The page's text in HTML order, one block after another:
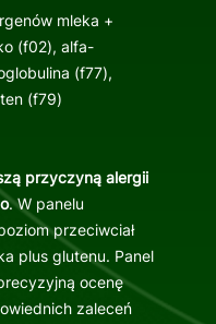
mleka +
(f02), alfa-
(f77),
(f79)
przyczyną alergii
. W panelu
przeciwciał
plus glutenu. Panel
ocenę
zaleceń